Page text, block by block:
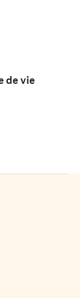
de vie